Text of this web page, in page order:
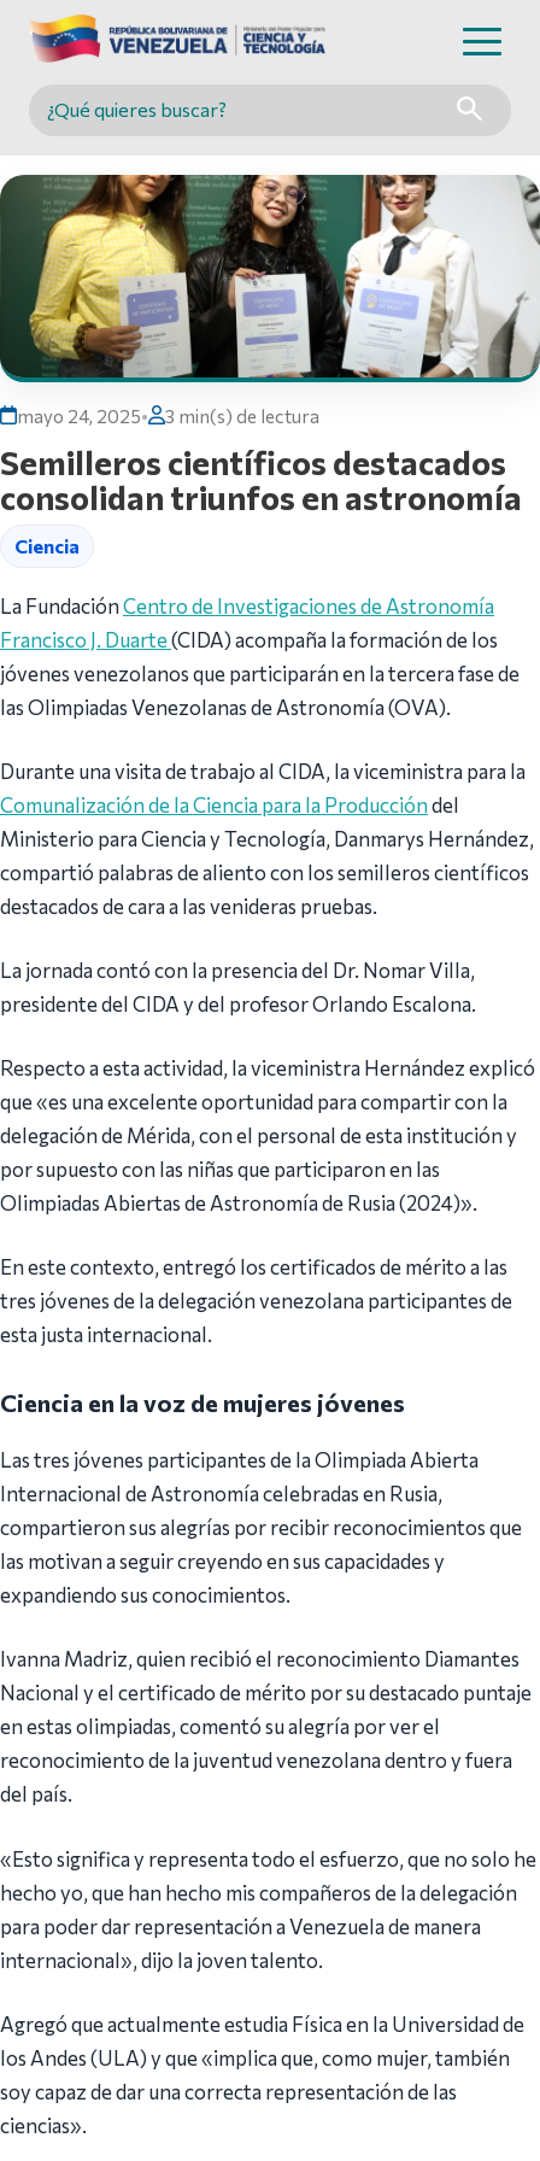
Buscar en MINCYT
mayo 24, 2025• 3 min(s) de lectura
Semilleros científicos destacados
consolidan triunfos en astronomía
Ciencia
La FundaciónCentro de Investigaciones de Astronomía
Francisco J. Duarte(CIDA) acompaña la formación de los
jóvenes venezolanos que participarán en la tercera fase de
las Olimpiadas Venezolanas de Astronomía (OVA).
Durante una visita de trabajo al CIDA, la viceministra para la
Comunalización de la Ciencia para la Produccióndel
Ministerio para Ciencia y Tecnología, Danmarys Hernández,
compartió palabras de aliento con los semilleros científicos
destacados de cara a las venideras pruebas.
La jornada contó con la presencia del Dr. Nomar Villa,
presidente del CIDA y del profesor Orlando Escalona.
Respecto a esta actividad, la viceministra Hernández explicó
que «es una excelente oportunidad para compartir con la
delegación de Mérida, con el personal de esta institución y
por supuesto con las niñas que participaron en las
Olimpiadas Abiertas de Astronomía de Rusia (2024)».
En este contexto, entregó los certificados de mérito a las
tres jóvenes de la delegación venezolana participantes de
esta justa internacional.
Ciencia en la voz de mujeres jóvenes
Las tres jóvenes participantes de la Olimpiada Abierta
Internacional de Astronomía celebradas en Rusia,
compartieron sus alegrías por recibir reconocimientos que
las motivan a seguir creyendo en sus capacidades y
expandiendo sus conocimientos.
Ivanna Madriz, quien recibió el reconocimiento Diamantes
Nacional y el certificado de mérito por su destacado puntaje
en estas olimpiadas, comentó su alegría por ver el
reconocimiento de la juventud venezolana dentro y fuera
del país.
«Esto significa y representa todo el esfuerzo, que no solo he
hecho yo, que han hecho mis compañeros de la delegación
para poder dar representación a Venezuela de manera
internacional», dijo la joven talento.
Agregó que actualmente estudia Física en la Universidad de
los Andes (ULA) y que «implica que, como mujer, también
soy capaz de dar una correcta representación de las
ciencias».